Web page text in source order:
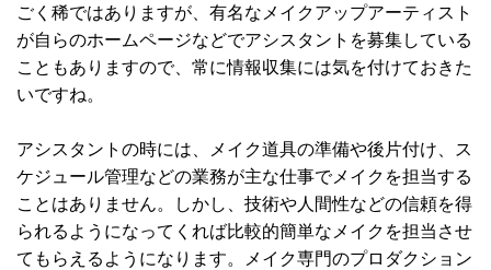
ごく稀ではありますが、有名なメイクアップアーティスト
が自らのホームページなどでアシスタントを募集している
こともありますので、常に情報収集には気を付けておきた
いですね。
アシスタントの時には、メイク道具の準備や後片付け、ス
ケジュール管理などの業務が主な仕事でメイクを担当する
ことはありません。しかし、技術や人間性などの信頼を得
られるようになってくれば比較的簡単なメイクを担当させ
てもらえるようになります。メイク専門のプロダクション